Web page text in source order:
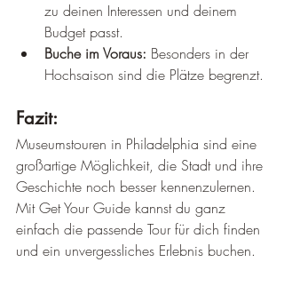
zu deinen Interessen und deinem
Budget passt.
Buche im Voraus: Besonders in der
Hochsaison sind die Plätze begrenzt.
Fazit:
Museumstouren in Philadelphia sind eine
großartige Möglichkeit, die Stadt und ihre
Geschichte noch besser kennenzulernen.
Mit Get Your Guide kannst du ganz
einfach die passende Tour für dich finden
und ein unvergessliches Erlebnis buchen.